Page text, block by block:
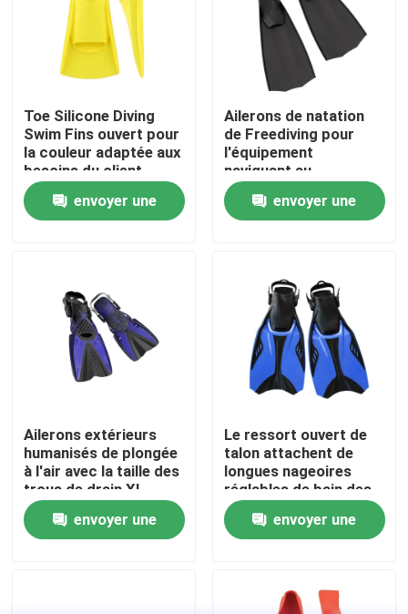
Maison
Des produits
Au sujet de nous
Contactez-nous
Nouvelles
Cas
Demandez une citation
Toe Silicone Diving
Swim Fins ouvert pour
la couleur adaptée aux
besoins du client
naviguante au
schnorchelenvoyer une
Ailerons de natation
de Freediving pour
l'équipement
naviguant au
schnorchel de silicone
de scaphandre
envoyer une
Ailerons extérieurs
humanisés de plongée
à l'air avec la taille des
trous de drain XL
envoyer une
Le ressort ouvert de
talon attachent de
longues nageoires
réglables de bain des
ailerons TPR pp de
plongée à l'air
naviguent au
envoyer une